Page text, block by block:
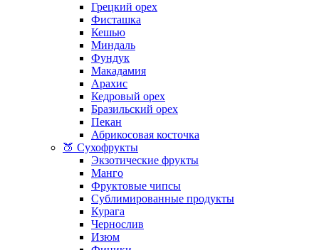
Грецкий орех
Фисташка
Кешью
Миндаль
Фундук
Макадамия
Арахис
Кедровый орех
Бразильский орех
Пекан
Абрикосовая косточка
🍑 Сухофрукты
Экзотические фрукты
Манго
Фруктовые чипсы
Сублимированные продукты
Курага
Чернослив
Изюм